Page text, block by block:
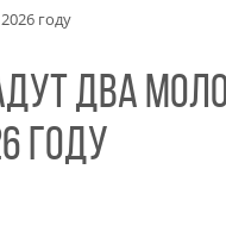
году
два
году